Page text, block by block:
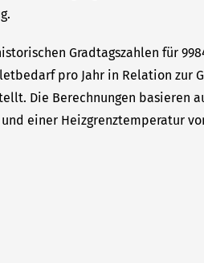
Gradtagszahlen für
pro Jahr in Relation zur
Die Berechnungen basieren
einer Heizgrenztemperatur